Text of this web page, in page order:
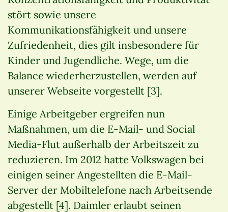
stört sowie unsere
Kommunikationsfähigkeit und unsere
Zufriedenheit, dies gilt insbesondere für
Kinder und Jugendliche. Wege, um die
Balance wiederherzustellen, werden auf
unserer Webseite vorgestellt [3].
Einige Arbeitgeber ergreifen nun
Maßnahmen, um die E-Mail- und Social
Media-Flut außerhalb der Arbeitszeit zu
reduzieren. Im 2012 hatte Volkswagen bei
einigen seiner Angestellten die E-Mail-
Server der Mobiltelefone nach Arbeitsende
abgestellt [4]. Daimler erlaubt seinen